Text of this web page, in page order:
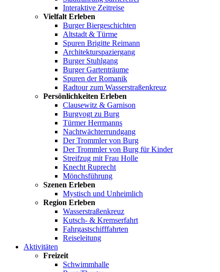
Interaktive Zeitreise
Vielfalt Erleben
Burger Biergeschichten
Altstadt & Türme
Spuren Brigitte Reimann
Architekturspaziergang
Burger Stuhlgang
Burger Gartenträume
Spuren der Romanik
Radtour zum Wasserstraßenkreuz
Persönlichkeiten Erleben
Clausewitz & Garnison
Burgvogt zu Burg
Türmer Herrmanns
Nachtwächterrundgang
Der Trommler von Burg
Der Trommler von Burg für Kinder
Streifzug mit Frau Holle
Knecht Ruprecht
Mönchsführung
Szenen Erleben
Mystisch und Unheimlich
Region Erleben
Wasserstraßenkreuz
Kutsch- & Kremserfahrt
Fahrgastschifffahrten
Reiseleitung
Aktivitäten
Freizeit
Schwimmhalle